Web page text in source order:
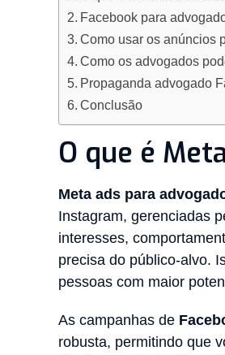
Facebook para
Como usar os anúncios
Como os advogados
Propaganda advogado
Conclusão
O que é
Meta ads para
Instagram, gerenciadas
interesses,
precisa do público-alvo.
pessoas com maior
As campanhas de
robusta, permitindo que